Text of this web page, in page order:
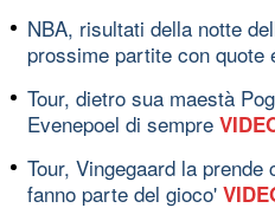
NBA, risultati della notte
prossime partite con quote
Tour, dietro sua maestà
Evenepoel di sempre
Tour, Vingegaard la
fanno parte del gioco'